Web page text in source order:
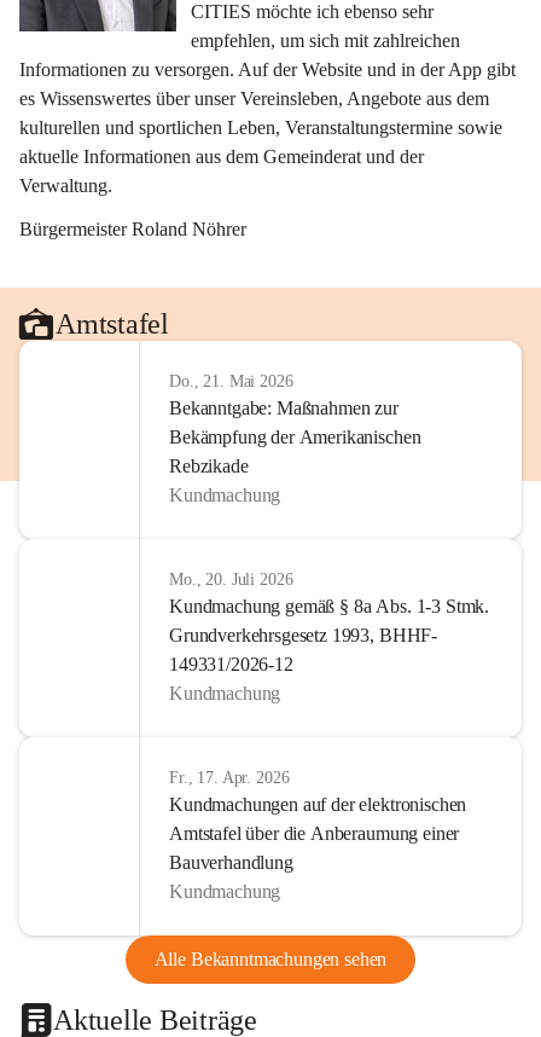
CITIES möchte ich ebenso sehr
empfehlen, um sich mit zahlreichen
Informationen zu versorgen. Auf der Website und in der App gibt
es Wissenswertes über unser Vereinsleben, Angebote aus dem
kulturellen und sportlichen Leben, Veranstaltungstermine sowie
aktuelle Informationen aus dem Gemeinderat und der
Verwaltung.
Bürgermeister Roland Nöhrer
Amtstafel
Do., 21. Mai 2026
Bekanntgabe: Maßnahmen zur
Bekämpfung der Amerikanischen
Rebzikade
Kundmachung
Mo., 20. Juli 2026
Kundmachung gemäß § 8a Abs. 1-3 Stmk.
Grundverkehrsgesetz 1993, BHHF-
149331/2026-12
Kundmachung
Fr., 17. Apr. 2026
Kundmachungen auf der elektronischen
Amtstafel über die Anberaumung einer
Bauverhandlung
Kundmachung
Alle Bekanntmachungen sehen
Aktuelle Beiträge